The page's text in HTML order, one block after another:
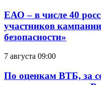
ЕАО – в числе 40
участников
безопасности»
7 августа 09:00
По оценкам ВТБ, за